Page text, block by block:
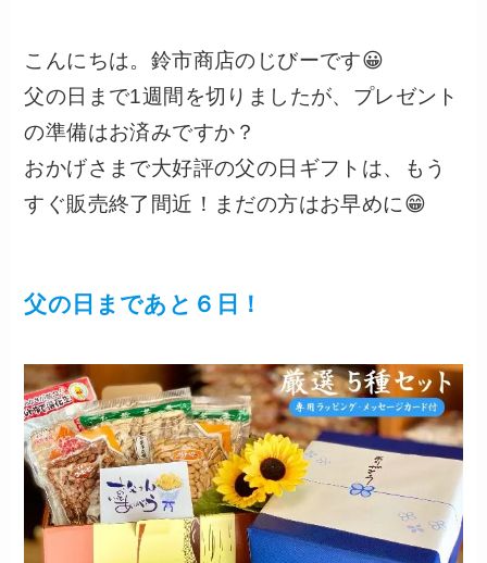
こんにちは。鈴市商店のじびーです😀
父の日まで1週間を切りましたが、プレゼント
の準備はお済みですか？
おかげさまで大好評の父の日ギフトは、もう
すぐ販売終了間近！まだの方はお早めに😁
父の日まであと６日！